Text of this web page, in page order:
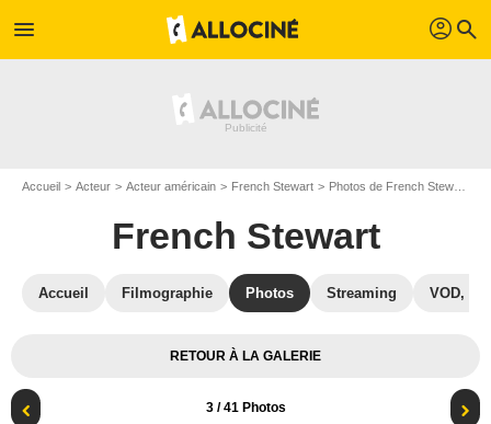
menu profil search
Accueil Acteur Acteur américain French Stewart Photos de French Stewart
French Stewart
Accueil Filmographie Photos Streaming VOD,
RETOUR À LA GALERIE
3/ 41 Photos